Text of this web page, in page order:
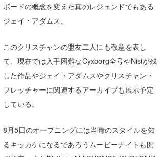
ボードの概念を変えた真のレジェンドでもある
ジェイ・アダムス。
このクリスチャンの盟友二人にも敬意を表し
て、現在では入手困難なCyxborg全号やNisiが残
した作品やジェイ・アダムスやクリスチャン・
フレッチャーに関連するアーカイブも展示予定
している。
8月5日のオープニングには当時のスタイルを知
るキッカケになるであろうムービーナイトも開
上條将美
SancheZ
ゴン
予報士 hiro.